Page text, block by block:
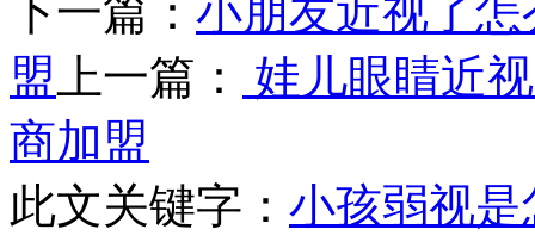
下一篇： 小朋友近视了
盟 上一篇：
娃儿眼睛近
商加盟
此文关键字： 小孩弱视